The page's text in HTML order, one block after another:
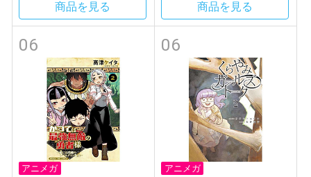
商品を見る 商品を見る
06
アニメガ
06
アニメガ